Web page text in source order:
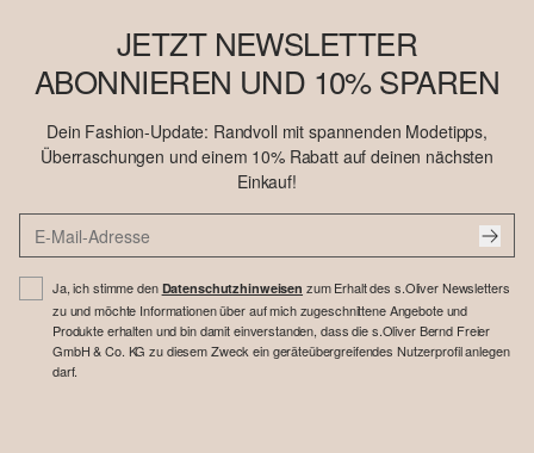
JETZT NEWSLETTER
ABONNIEREN UND 10% SPAREN
Dein Fashion-Update: Randvoll mit spannenden Modetipps,
Überraschungen und einem 10% Rabatt auf deinen nächsten
Einkauf!
Ja, ich stimme den Datenschutzhinweisen zum Erhalt des s.Oliver Newsletters
zu und möchte Informationen über auf mich zugeschnittene Angebote und
Produkte erhalten und bin damit einverstanden, dass die s.Oliver Bernd Freier
GmbH & Co. KG zu diesem Zweck ein geräteübergreifendes Nutzerprofil anlegen
darf.